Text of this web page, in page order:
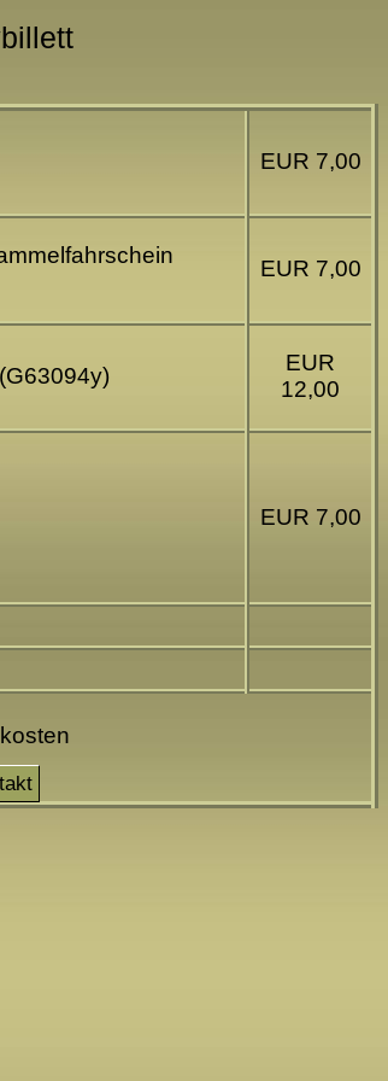
EUR 7,00
EUR 7,00
EUR
12,00
EUR 7,00